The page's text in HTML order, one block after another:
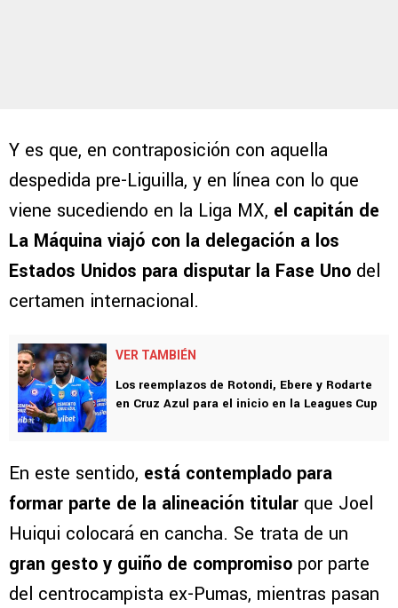
Y es que, en contraposición con aquella
despedida pre-Liguilla, y en línea con lo que
viene sucediendo en la Liga MX, el capitán de
La Máquina viajó con la delegación a los
Estados Unidos para disputar la Fase Uno del
certamen internacional.
VER TAMBIÉN
Los reemplazos de Rotondi, Ebere y Rodarte
en Cruz Azul para el inicio en la Leagues Cup
En este sentido, está contemplado para
formar parte de la alineación titular que Joel
Huiqui colocará en cancha. Se trata de un
gran gesto y guiño de compromiso por parte
del centrocampista ex-Pumas, mientras pasan